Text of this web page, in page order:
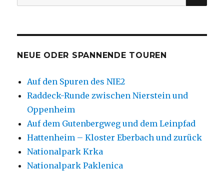
nach:
NEUE ODER SPANNENDE TOUREN
Auf den Spuren des NIE2
Raddeck-Runde zwischen Nierstein und
Oppenheim
Auf dem Gutenbergweg und dem Leinpfad
Hattenheim – Kloster Eberbach und zurück
Nationalpark Krka
Nationalpark Paklenica